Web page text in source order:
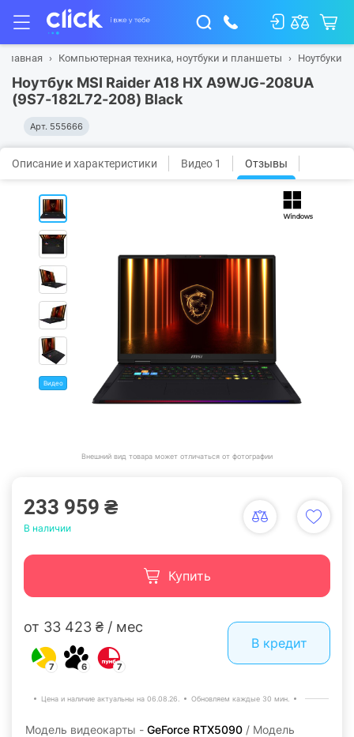
Главная Компьютерная техника, ноутбуки и планшеты Ноутбуки
Ноутбук MSI Raider A18 HX A9WJG-208UA
(9S7-182L72-208) Black
Арт. 555666
Описание и характеристики Видео 1 Отзывы
Видео
Внешний вид товара может отличаться от фотографии
233 959 ₴
В наличии
Купить
от 33 423 ₴ / мес
7 6 7
В кредит
Цена и наличие актуальны на 06.08.26. Обновляем каждые 30 мин.
Модель видеокарты - GeForce RTX5090 / Модель